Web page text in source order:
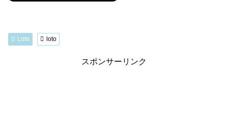
Loto loto
スポンサーリンク